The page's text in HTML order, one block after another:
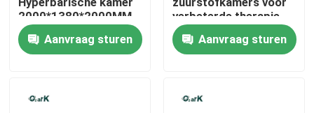
Huis
2000*1380*2000MM
Gezondheidszorg
Aanvraag sturen
verbeterde therapie
Aanvraag sturen